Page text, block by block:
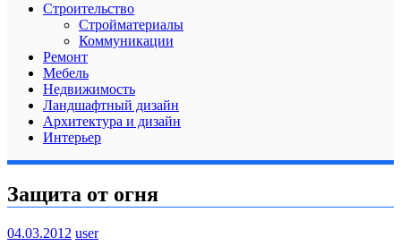
Строительство
Стройматериалы
Коммуникации
Ремонт
Мебель
Недвижимость
Ландшафтный дизайн
Архитектура и дизайн
Интерьер
Защита от огня
04.03.2012 user